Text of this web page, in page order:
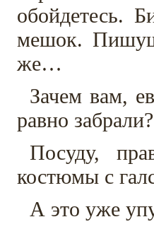
обойдетесь.
мешок.
же…
Зачем вам,
равно забрали?
Посуду,
костюмы с
А это уже